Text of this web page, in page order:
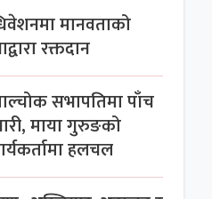
मानवताको
रक्तदान
सभापतिमा पाँच
माया गुरुङको
हलचल